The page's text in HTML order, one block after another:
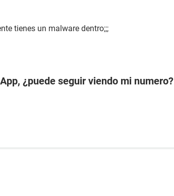
tienes un malware dentro;;;
¿puede seguir viendo mi numero?